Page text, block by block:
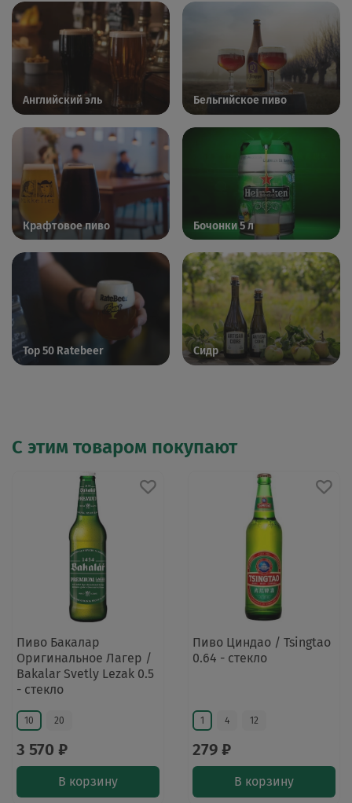
Английский эль Бельгийское пиво
Крафтовое пиво Бочонки 5 л
Top 50 Ratebeer Сидр
С этим товаром покупают
Пиво Бакалар
Оригинальное Лагер /
Bakalar Svetly Lezak 0.5
- стекло
10 20
3 570 ₽
В корзину
Пиво Циндао / Tsingtao
0.64 - стекло
1 4 12
279 ₽
В корзину